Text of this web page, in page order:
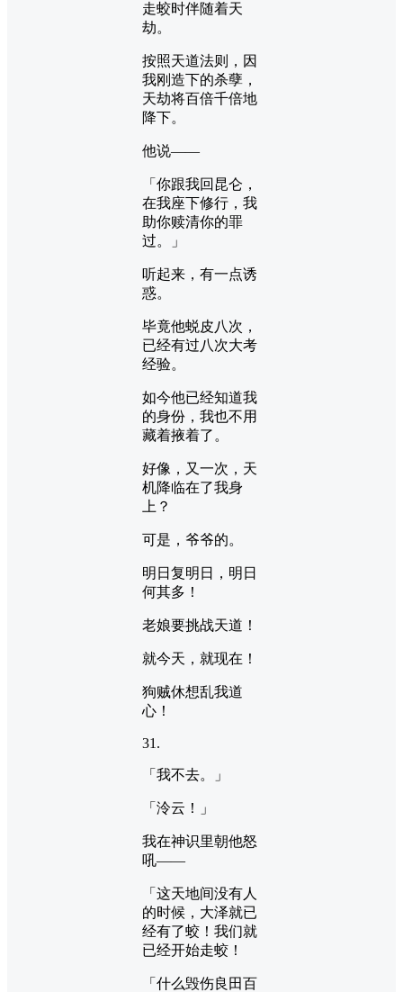
走蛟时伴随着天
劫。
按照天道法则，因
我刚造下的杀孽，
天劫将百倍千倍地
降下。
他说——
「你跟我回昆仑，
在我座下修行，我
助你赎清你的罪
过。」
听起来，有一点诱
惑。
毕竟他蜕皮八次，
已经有过八次大考
经验。
如今他已经知道我
的身份，我也不用
藏着掖着了。
好像，又一次，天
机降临在了我身
上？
可是，爷爷的。
明日复明日，明日
何其多！
老娘要挑战天道！
就今天，就现在！
狗贼休想乱我道
心！
31.
「我不去。」
「泠云！」
我在神识里朝他怒
吼——
「这天地间没有人
的时候，大泽就已
经有了蛟！我们就
已经开始走蛟！
「什么毁伤良田百